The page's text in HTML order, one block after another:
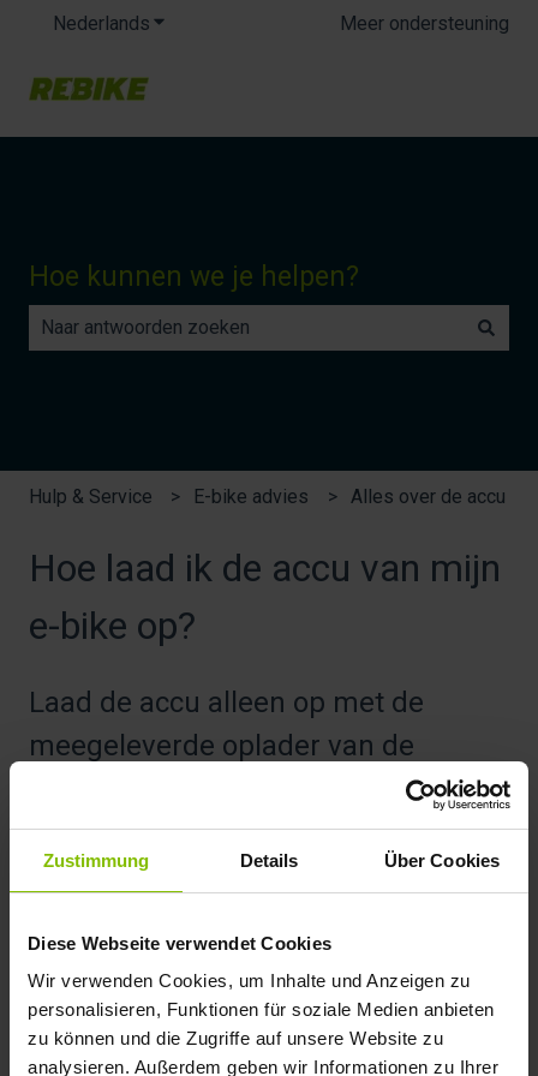
Zustimmung Details Über Cookies
Diese Webseite verwendet Cookies
Wir verwenden Cookies, um Inhalte und Anzeigen zu
personalisieren, Funktionen für soziale Medien anbieten
zu können und die Zugriffe auf unsere Website zu
analysieren. Außerdem geben wir Informationen zu Ihrer
Nederlands Submenu tonen voor vertalingenMeer ondersteuning
Hoe kunnen we je helpen?
Hulp & Service E-bike advies Alles over de accu
Hoe laad ik de accu van mijn
e-bike op?
Laad de accu alleen op met de
meegeleverde oplader van de
Je kunt de accu het beste opladen bij kamertemperatuur
– tussen 15 en 20 graden.
helemaal op te laden. Zorg wel dat je de accu nooit
helemaal leeg laat lopen (diepteontlading).